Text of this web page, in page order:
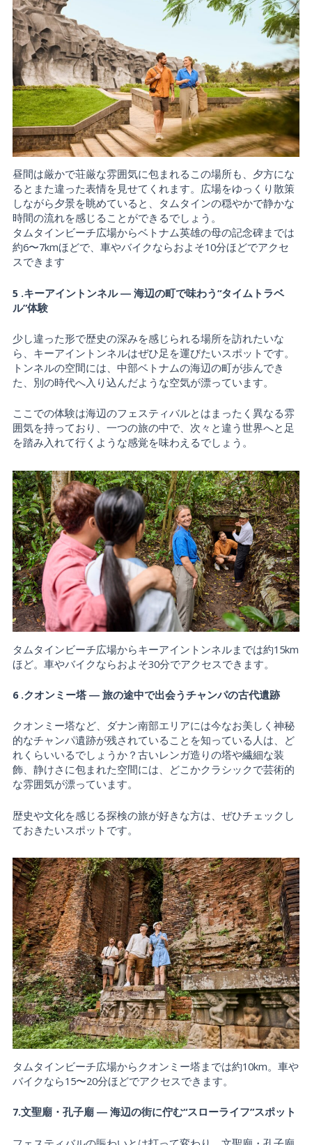
昼間は厳かで荘厳な雰囲気に包まれるこの場所も、夕方にな
るとまた違った表情を見せてくれます。広場をゆっくり散策
しながら夕景を眺めていると、タムタインの穏やかで静かな
時間の流れを感じることができるでしょう。
タムタインビーチ広場からベトナム英雄の母の記念碑までは
約6〜7kmほどで、車やバイクならおよそ10分ほどでアクセ
スできます
5 .キーアイントンネル ― 海辺の町で味わう“タイムトラベ
ル”体験
少し違った形で歴史の深みを感じられる場所を訪れたいな
ら、キーアイントンネルはぜひ足を運びたいスポットです。
トンネルの空間には、中部ベトナムの海辺の町が歩んでき
た、別の時代へ入り込んだような空気が漂っています。
ここでの体験は海辺のフェスティバルとはまったく異なる雰
囲気を持っており、一つの旅の中で、次々と違う世界へと足
を踏み入れて行くような感覚を味わえるでしょう。
タムタインビーチ広場からキーアイントンネルまでは約15km
ほど。車やバイクならおよそ30分でアクセスできます。
6 .クオンミー塔 ― 旅の途中で出会うチャンパの古代遺跡
クオンミー塔など、ダナン南部エリアには今なお美しく神秘
的なチャンパ遺跡が残されていることを知っている人は、ど
れくらいいるでしょうか？古いレンガ造りの塔や繊細な装
飾、静けさに包まれた空間には、どこかクラシックで芸術的
な雰囲気が漂っています。
歴史や文化を感じる探検の旅が好きな方は、ぜひチェックし
ておきたいスポットです。
タムタインビーチ広場からクオンミー塔までは約10km。車や
バイクなら15〜20分ほどでアクセスできます。
7.文聖廟・孔子廟 ― 海辺の街に佇む“スローライフ”スポット